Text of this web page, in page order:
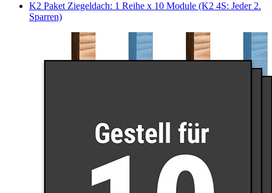
K2 Paket Ziegeldach: 1 Reihe x 10 Module (K2 4S: Jeder 2.
Sparren)